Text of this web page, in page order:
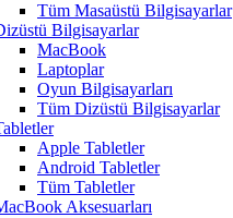
Tüm Masaüstü Bilgisayarlar
Bilgisayarlar
MacBook
Laptoplar
Oyun Bilgisayarları
Tüm Dizüstü Bilgisayarlar
Apple Tabletler
Android Tabletler
Tüm Tabletler
Aksesuarları